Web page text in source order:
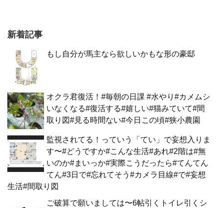
新着記事
もし自分が馬主なら欲しいかもな形の豪邸
オクラ君復活！#毎朝の日課 #水やり#カメムシ
いなくなる#復活する#嬉しい#猫みていて#間
取り図#見る時間ない#今日この頃#狭小農園
監視されてる！っていう「てい」で妄想入りま
す〜#どうですか#こんな生活#あれ#2階は#無
いのか#まいっか#実際こうだったら#てんてん
てん#3日で#忘れてそう#カメラ目線#で#妄想
生活#間取り図
ご破算で願いましては〜6帖引くトイレ引くシ